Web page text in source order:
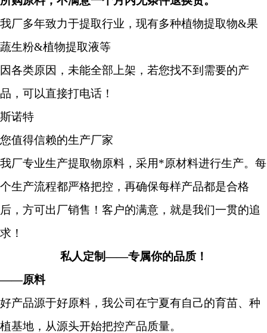
我厂多年致力于提取行业，现有多种植物提取物&果
蔬生粉&植物提取液等
因各类原因，未能全部上架，若您找不到需要的产
品，可以直接打电话！
斯诺特
您值得信赖的生产厂家
我厂专业生产提取物原料，采用*原材料进行生产。每
个生产流程都严格把控，再确保每样产品都是合格
后，方可出厂销售！客户的满意，就是我们一贯的追
求！
私人定制——专属你的品质！
——原料
好产品源于好原料，我公司在宁夏有自己的育苗、种
植基地，从源头开始把控产品质量。